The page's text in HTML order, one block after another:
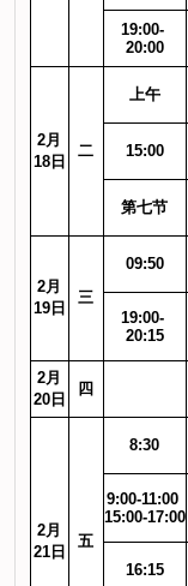
19:00-
20:00
2月
18日
二
上午
15:00
第七节
2月
19日
三
09:50
19:00-
20:15
2月
20日
四
2月
21日
五
8:30
9:00-11:00
15:00-17:00
16:15